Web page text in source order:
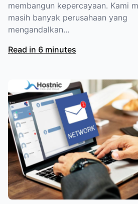
membangun kepercayaan. Kami
masih banyak perusahaan yang
mengandalkan...
Read in 6 minutes